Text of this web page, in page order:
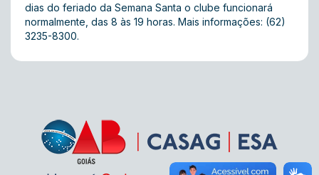
dias do feriado da Semana Santa o clube funcionará
normalmente, das 8 às 19 horas. Mais informações: (62)
3235-8300.